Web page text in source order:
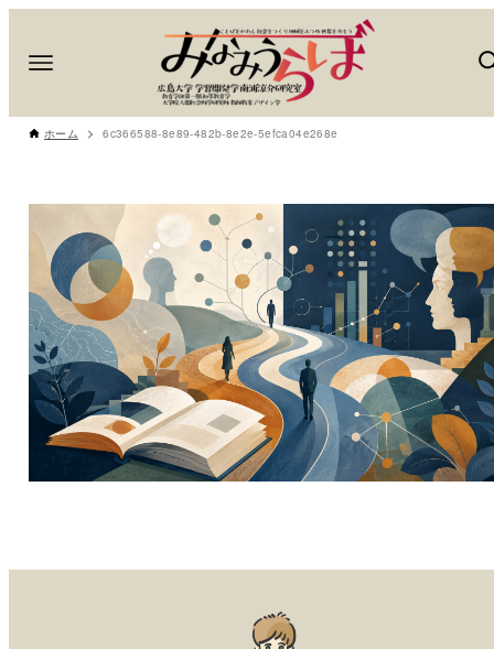
ホーム 6c366588-8e89-482b-8e2e-5efca04e268e